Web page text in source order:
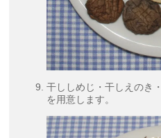
干ししめじ・干しえのき
を用意します。